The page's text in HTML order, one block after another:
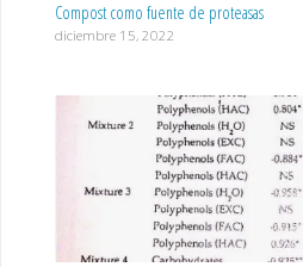
Compost como fuente de proteasas
diciembre 15, 2022